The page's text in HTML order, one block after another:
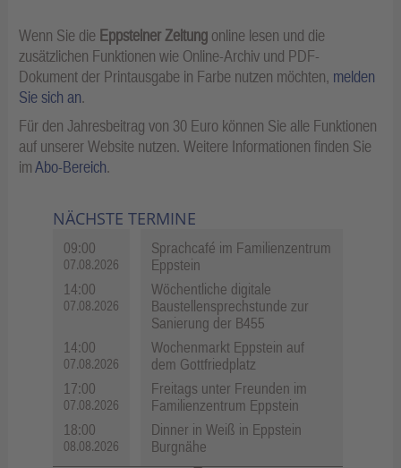
Wenn Sie die Eppsteiner Zeitung online lesen und die
zusätzlichen Funktionen wie Online-Archiv und PDF-
Dokument der Printausgabe in Farbe nutzen möchten, melden
Sie sich an.
Für den Jahresbeitrag von 30 Euro können Sie alle Funktionen
auf unserer Website nutzen. Weitere Informationen finden Sie
imAbo-Bereich.
NÄCHSTE TERMINE
09:00
07.08.2026
Sprachcafé im Familienzentrum
Eppstein
14:00
07.08.2026
Wöchentliche digitale
Baustellensprechstunde zur
Sanierung der B455
14:00
07.08.2026
Wochenmarkt Eppstein auf
dem Gottfriedplatz
17:00
07.08.2026
Freitags unter Freunden im
Familienzentrum Eppstein
18:00
08.08.2026
Dinner in Weiß in Eppstein
Burgnähe